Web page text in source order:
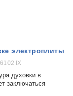
электроплиты
IX
духовки в
заключаться